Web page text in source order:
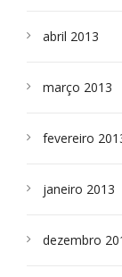
abril 2013
março 2013
fevereiro
janeiro 2013
dezembro